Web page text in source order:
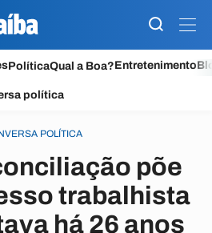
PolíticaQual a Boa?Entretenimento
política
POLÍTICA
põe
trabalhista
há 26 anos